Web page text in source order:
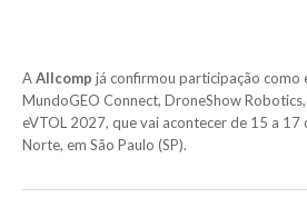
AAllcomp já confirmou participação como
MundoGEO Connect, DroneShow Robotics,
eVTOL 2027, que vai acontecer de 15 a 17
Norte, em São Paulo (SP).